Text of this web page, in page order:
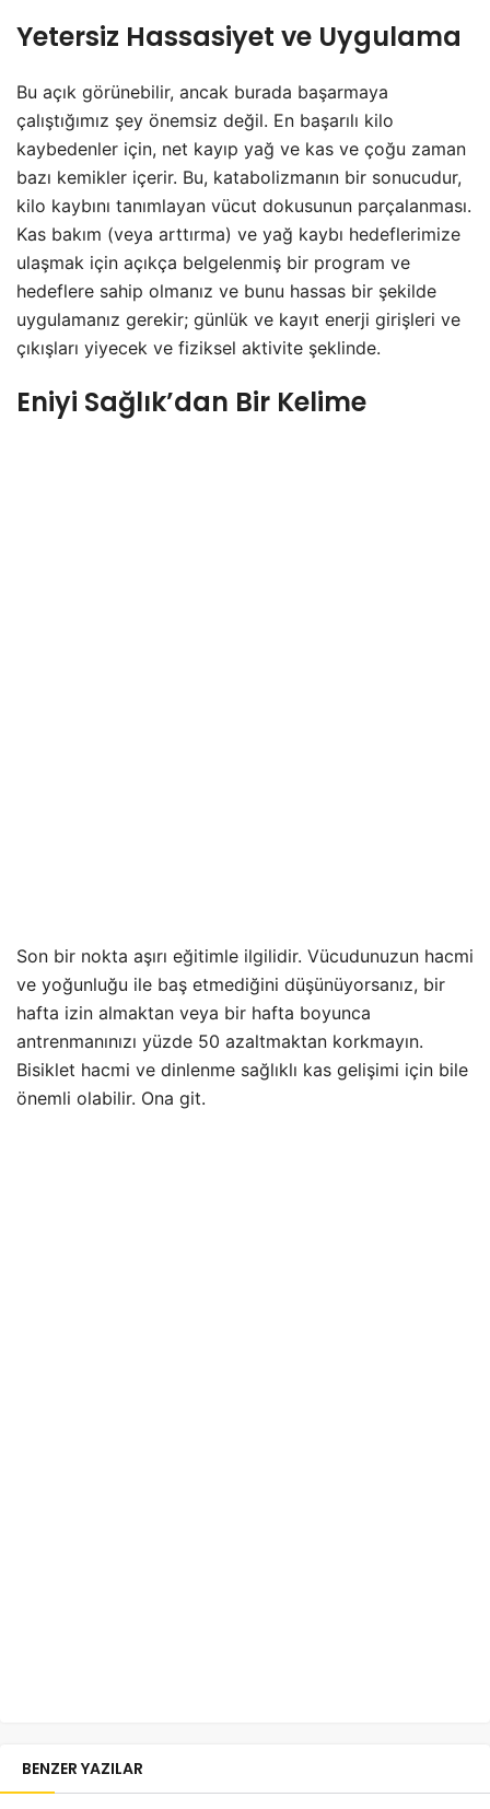
Yetersiz Hassasiyet ve Uygulama
Bu açık görünebilir, ancak burada başarmaya
çalıştığımız şey önemsiz değil. En başarılı kilo
kaybedenler için, net kayıp yağ ve kas ve çoğu zaman
bazı kemikler içerir. Bu, katabolizmanın bir sonucudur,
kilo kaybını tanımlayan vücut dokusunun parçalanması.
Kas bakım (veya arttırma) ve yağ kaybı hedeflerimize
ulaşmak için açıkça belgelenmiş bir program ve
hedeflere sahip olmanız ve bunu hassas bir şekilde
uygulamanız gerekir; günlük ve kayıt enerji girişleri ve
çıkışları yiyecek ve fiziksel aktivite şeklinde.
Eniyi Sağlık’dan Bir Kelime
Son bir nokta aşırı eğitimle ilgilidir. Vücudunuzun hacmi
ve yoğunluğu ile baş etmediğini düşünüyorsanız, bir
hafta izin almaktan veya bir hafta boyunca
antrenmanınızı yüzde 50 azaltmaktan korkmayın.
Bisiklet hacmi ve dinlenme sağlıklı kas gelişimi için bile
önemli olabilir. Ona git.
BENZER YAZILAR